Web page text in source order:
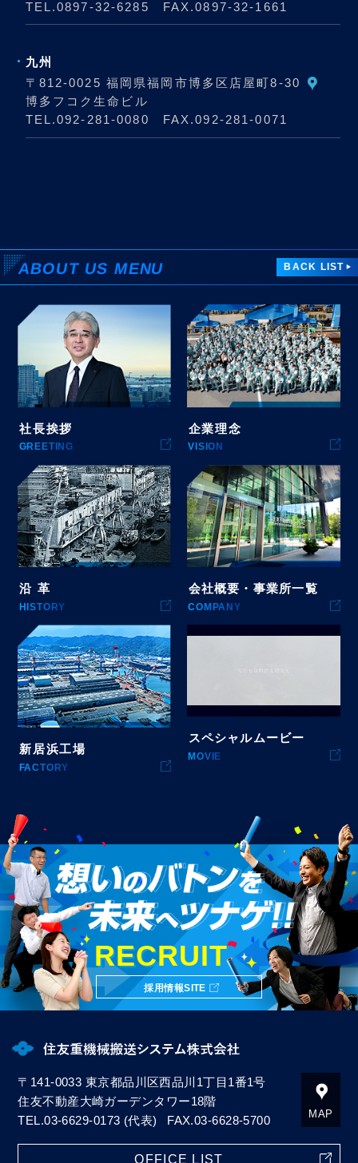
TEL.0897-32-6285 FAX.0897-32-1661
九州
〒812-0025 福岡県福岡市博多区店屋町8-30
博多フコク生命ビル
TEL.092-281-0080 FAX.092-281-0071
ABOUT USMENU BACK LIST
社長挨拶
GREETING
企業理念
VISION
沿 革
HISTORY
会社概要・事業所一覧
COMPANY
新居浜工場
FACTORY
スペシャルムービー
MOVIE
RECRUIT
採用情報SITE
〒141-0033 東京都品川区西品川1丁目1番1号
住友不動産大崎ガーデンタワー18階
TEL.03-6629-0173 (代表) FAX.03-6628-5700
MAP
OFFICE LIST